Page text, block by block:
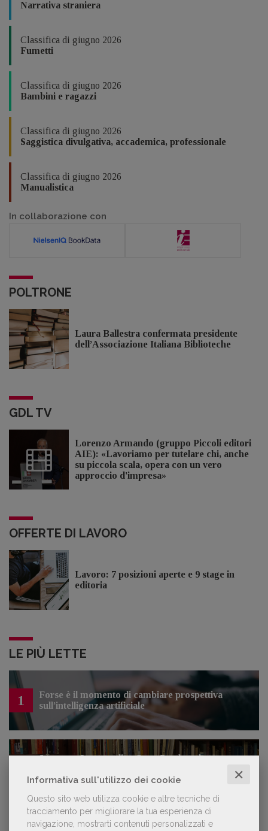
Informativa sull'utilizzo dei cookie ✕
Questo sito web utilizza cookie e altre tecniche di
tracciamento per migliorare la tua esperienza di
navigazione, mostrarti contenuti personalizzati e
Narrativa straniera
Classifica di giugno 2026
Fumetti
Classifica di giugno 2026
Bambini e ragazzi
Classifica di giugno 2026
Saggistica divulgativa, accademica, professionale
Classifica di giugno 2026
Manualistica
In collaborazione con
POLTRONE
Laura Ballestra confermata presidente
dell’Associazione Italiana Biblioteche
GDL TV
Lorenzo Armando (gruppo Piccoli editori
AIE): «Lavoriamo per tutelare chi, anche
su piccola scala, opera con un vero
approccio d'impresa»
OFFERTE DI LAVORO
Lavoro: 7 posizioni aperte e 9 stage in
editoria
LE PIÙ LETTE
1
Forse è il momento di cambiare prospettiva
sull’intelligenza artificiale
Spammy, Low-quality, Over-Produced: cosa
inquinano la narrativa di genere